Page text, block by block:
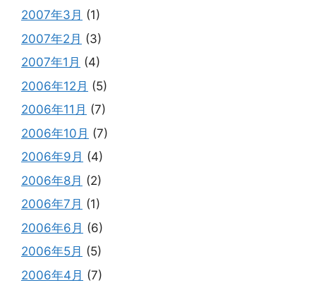
2007年3月 (1)
2007年2月 (3)
2007年1月 (4)
2006年12月 (5)
2006年11月 (7)
2006年10月 (7)
2006年9月 (4)
2006年8月 (2)
2006年7月 (1)
2006年6月 (6)
2006年5月 (5)
2006年4月 (7)